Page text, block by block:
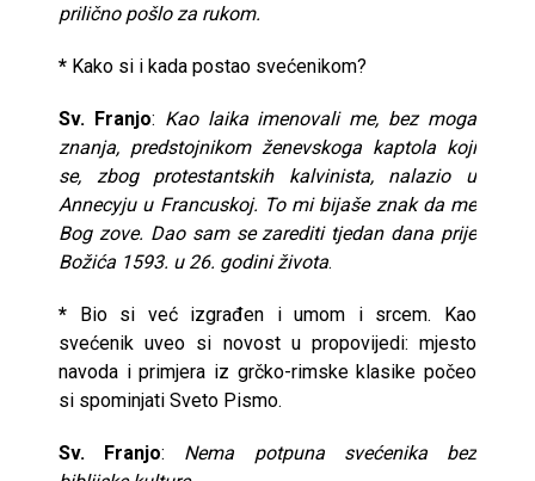
prilično pošlo za rukom.
* Kako si i kada postao svećenikom?
Sv. Franjo: Kao laika imenovali me, bez moga
znanja, predstojnikom ženevskoga kaptola koji
se, zbog protestantskih kalvinista, nalazio u
Annecyju u Francuskoj. To mi bijaše znak da me
Bog zove. Dao sam se zarediti tjedan dana prije
Božića 1593. u 26. godini života.
* Bio si već izgrađen i umom i srcem. Kao
svećenik uveo si novost u propovijedi: mjesto
navoda i primjera iz grčko-rimske klasike počeo
si spominjati Sveto Pismo.
Sv. Franjo: Nema potpuna svećenika bez